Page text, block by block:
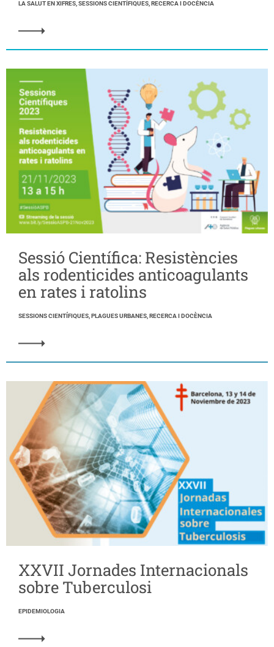
LA SALUT EN XIFRES, SESSIONS CIENTÍFIQUES, RECERCA I DOCÈNCIA
Sessió Científica: Resistències
als rodenticides anticoagulants
en rates i ratolins
SESSIONS CIENTÍFIQUES, PLAGUES URBANES, RECERCA I DOCÈNCIA
XXVII Jornades Internacionals
sobre Tuberculosi
EPIDEMIOLOGIA